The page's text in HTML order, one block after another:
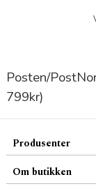
Posten/
799kr)
Produsenter
Om butikken